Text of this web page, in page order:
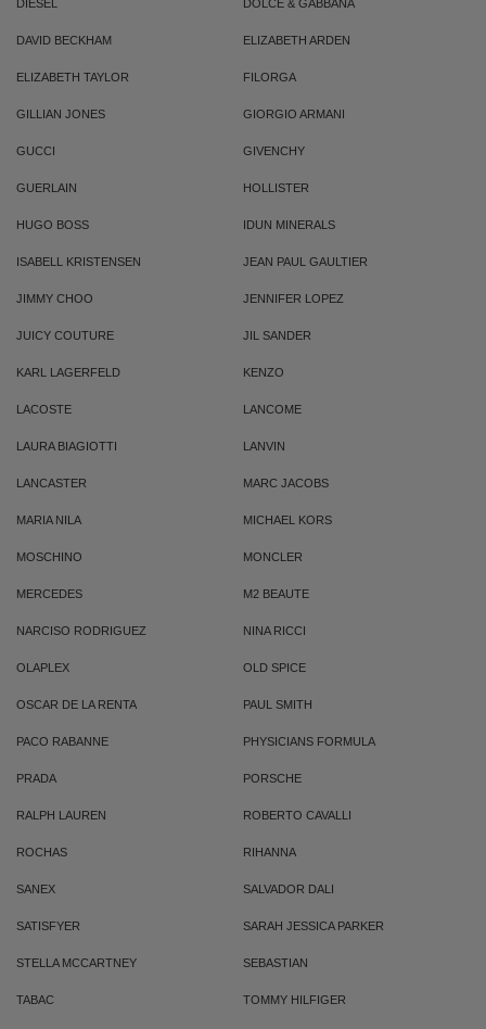
DIESEL DOLCE & GABBANA
DAVID BECKHAM ELIZABETH ARDEN
ELIZABETH TAYLOR FILORGA
GILLIAN JONES GIORGIO ARMANI
GUCCI GIVENCHY
GUERLAIN HOLLISTER
HUGO BOSS IDUN MINERALS
ISABELL KRISTENSEN JEAN PAUL GAULTIER
JIMMY CHOO JENNIFER LOPEZ
JUICY COUTURE JIL SANDER
KARL LAGERFELD KENZO
LACOSTE LANCOME
LAURA BIAGIOTTI LANVIN
LANCASTER MARC JACOBS
MARIA NILA MICHAEL KORS
MOSCHINO MONCLER
MERCEDES M2 BEAUTE
NARCISO RODRIGUEZ NINA RICCI
OLAPLEX OLD SPICE
OSCAR DE LA RENTA PAUL SMITH
PACO RABANNE PHYSICIANS FORMULA
PRADA PORSCHE
RALPH LAUREN ROBERTO CAVALLI
ROCHAS RIHANNA
SANEX SALVADOR DALI
SATISFYER SARAH JESSICA PARKER
STELLA MCCARTNEY SEBASTIAN
TABAC TOMMY HILFIGER